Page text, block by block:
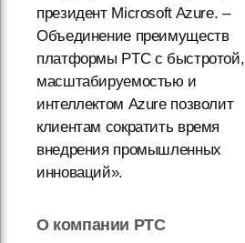
президент Microsoft Azure. –
Объединение преимуществ
платформы PTC с быстротой,
масштабируемостью и
интеллектом Azure позволит
клиентам сократить время
внедрения промышленных
инноваций».
О компании PTC